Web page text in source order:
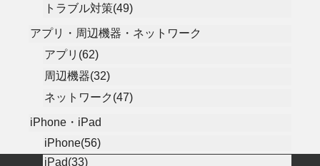
トラブル対策(49)
アプリ・周辺機器・ネットワーク
アプリ(62)
周辺機器(32)
ネットワーク(47)
iPhone・iPad
iPhone(56)
iPad(33)